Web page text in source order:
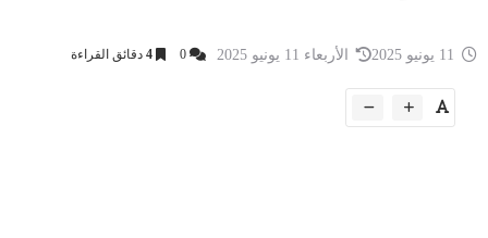
الأربعاء 11 يونيو 2025 0
4 دقائق القراءة